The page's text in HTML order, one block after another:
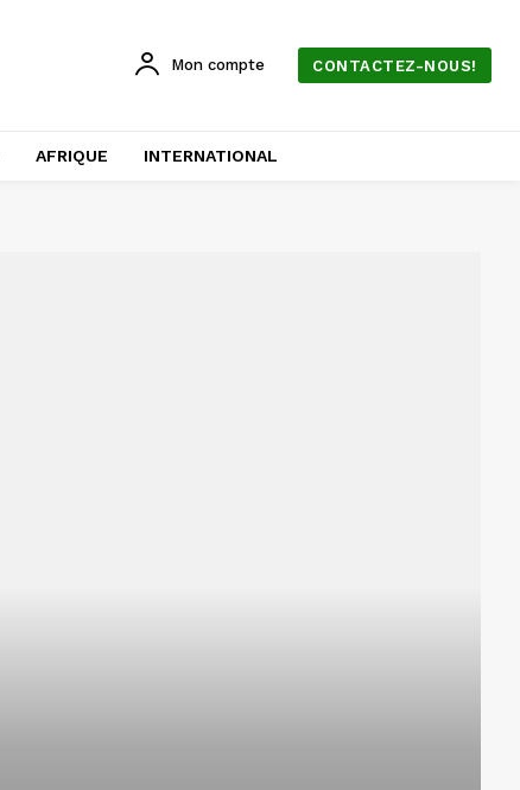
Mon compte CONTACTEZ-NOUS!
AFRIQUE INTERNATIONAL